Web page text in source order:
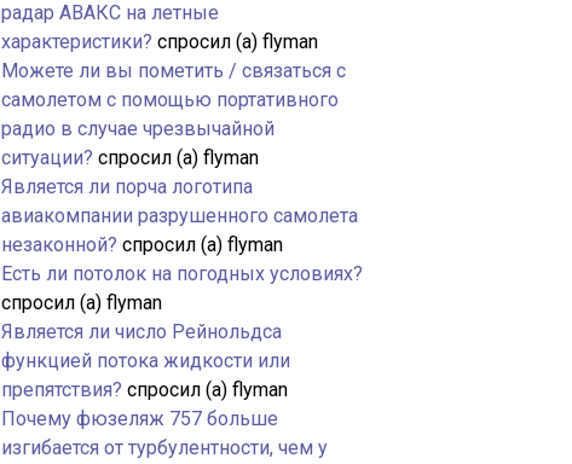
радар АВАКС на летные
характеристики? спросил (а) flyman
Можете ли вы пометить / связаться с
самолетом с помощью портативного
радио в случае чрезвычайной
ситуации? спросил (а) flyman
Является ли порча логотипа
авиакомпании разрушенного самолета
незаконной? спросил (а) flyman
Есть ли потолок на погодных условиях?
спросил (а) flyman
Является ли число Рейнольдса
функцией потока жидкости или
препятствия? спросил (а) flyman
Почему фюзеляж 757 больше
изгибается от турбулентности, чем у